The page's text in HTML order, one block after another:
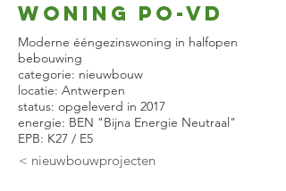
WONING PO-VD
Moderne ééngezinswoning in halfopen
bebouwing
categorie: nieuwbouw
locatie: Antwerpen
status: opgeleverd in 2017
energie: BEN "Bijna Energie Neutraal"
EPB: K27 / E5
< nieuwbouwprojecten